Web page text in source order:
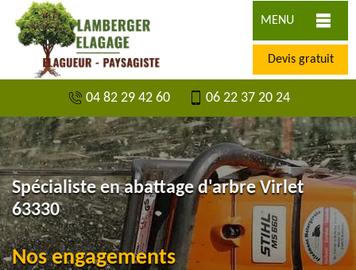
MENU
Devis gratuit
04 82 29 42 60 06 22 37 20 24
Spécialiste en abattage d'arbre Virlet
63330
Nos engagements